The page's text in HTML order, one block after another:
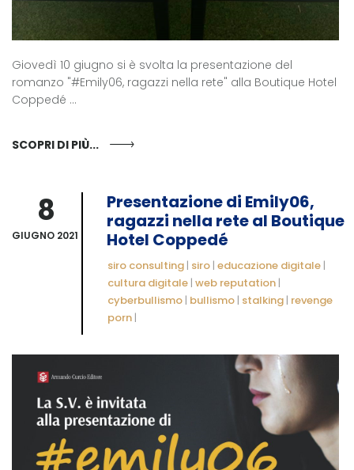
Giovedì 10 giugno si è svolta la presentazione del
romanzo "#Emily06, ragazzi nella rete" alla Boutique Hotel
Coppedé ...
SCOPRI DI PIÙ...
8
GIUGNO 2021
Presentazione di Emily06,
ragazzi nella rete al Boutique
Hotel Coppedé
siro consulting | siro | educazione digitale |
cultura digitale | web reputation |
cyberbullismo | bullismo | stalking | revenge
porn |